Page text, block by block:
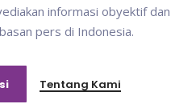
informasi obyektif dan
pers di Indonesia.
Tentang Kami